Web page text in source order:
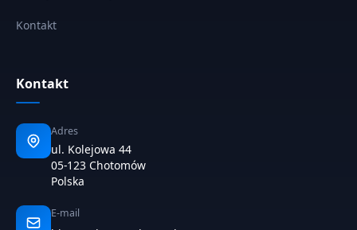
Kontakt
Kontakt
Adres
ul. Kolejowa 44
05-123 Chotomów
Polska
E-mail